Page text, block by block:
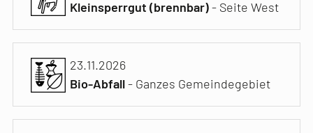
Kleinsperrgut (brennbar)- Seite West
23.11.2026
Bio-Abfall- Ganzes Gemeindegebiet